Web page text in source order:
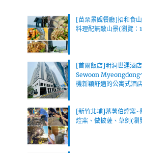
[苗栗景觀餐廳]招和食
料理配無敵山景(瀏覽：
[首爾飯店]明洞世運酒
Sewoon Myeongdong
機新穎舒適的公寓式酒
[新竹北埔]蕃薯伯焢窯~
焢窯、做披薩、草劍(